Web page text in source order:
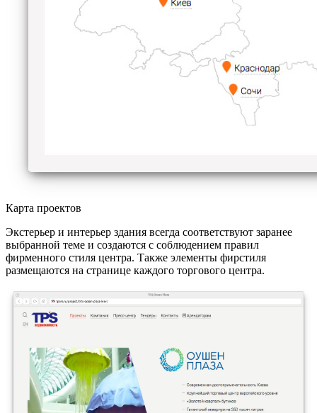
Карта проектов
Экстерьер и интерьер здания всегда соответствуют заранее
выбранной теме и создаются с соблюдением правил
фирменного стиля центра. Также элементы фирстиля
размещаются на странице каждого торгового центра.